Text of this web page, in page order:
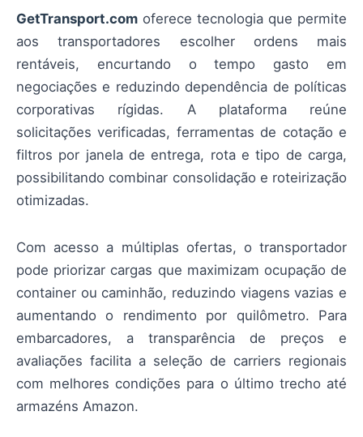
GetTransport.com oferece tecnologia que permite
aos transportadores escolher ordens mais
rentáveis, encurtando o tempo gasto em
negociações e reduzindo dependência de políticas
corporativas rígidas. A plataforma reúne
solicitações verificadas, ferramentas de cotação e
filtros por janela de entrega, rota e tipo de carga,
possibilitando combinar consolidação e roteirização
otimizadas.
Com acesso a múltiplas ofertas, o transportador
pode priorizar cargas que maximizam ocupação de
container ou caminhão, reduzindo viagens vazias e
aumentando o rendimento por quilômetro. Para
embarcadores, a transparência de preços e
avaliações facilita a seleção de carriers regionais
com melhores condições para o último trecho até
armazéns Amazon.